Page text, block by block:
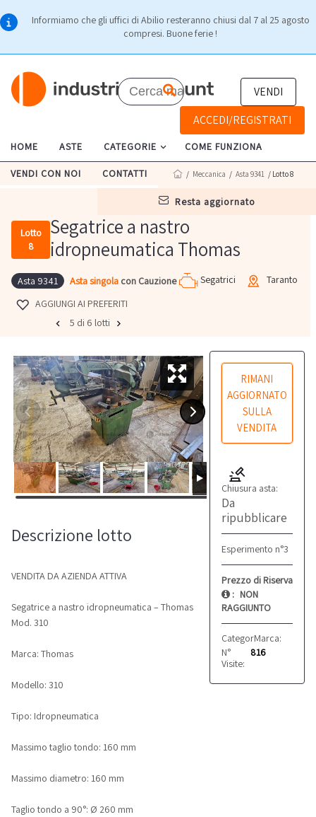
Informiamo che gli uffici di Abilio resteranno chiusi dal 7 al 25 agosto
compresi. Buone ferie !
VENDI
ACCEDI/REGISTRATI
HOME ASTE CATEGORIE COME FUNZIONA
VENDI CON NOI CONTATTI
resta aggiornato
/ Meccanica / Asta 9341 / Lotto 8
Lotto
8
Segatrice a nastro
idropneumatica Thomas
Asta 9341 Asta singola con Cauzione Segatrici
Taranto
AGGIUNGI AI PREFERITI
5 di 6 lotti
RIMANI
AGGIORNATO
SULLA
VENDITA
Chiusura asta:
Da
ripubblicare
Esperimento n°3
Prezzo di Riserva
: NON
RAGGIUNTO
Categoria: Segatrici
Marca:
N°
Visite:
816
Descrizione lotto
VENDITA DA AZIENDA ATTIVA
Segatrice a nastro idropneumatica – Thomas
Mod. 310
Marca: Thomas
Modello: 310
Tipo: Idropneumatica
Massimo taglio tondo: 160 mm
Massimo diametro: 160 mm
Taglio tondo a 90°: Ø 260 mm